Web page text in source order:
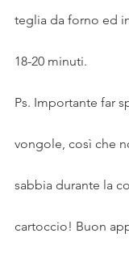
teglia da forno ed
18-20 minuti.
Ps. Importante far
vongole, così che
sabbia durante la
cartoccio! Buon